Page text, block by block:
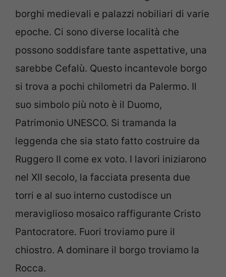
borghi medievali e palazzi nobiliari di varie
epoche. Ci sono diverse località che
possono soddisfare tante aspettative, una
sarebbe Cefalù. Questo incantevole borgo
si trova a pochi chilometri da Palermo. Il
suo simbolo più noto è il Duomo,
Patrimonio UNESCO. Si tramanda la
leggenda che sia stato fatto costruire da
Ruggero II come ex voto. I lavori iniziarono
nel XII secolo, la facciata presenta due
torri e al suo interno custodisce un
meraviglioso mosaico raffigurante Cristo
Pantocratore. Fuori troviamo pure il
chiostro. A dominare il borgo troviamo la
Rocca.